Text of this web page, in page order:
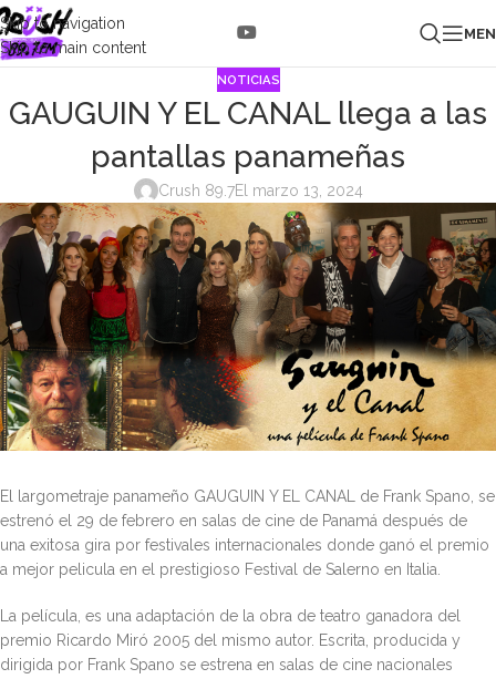
Skip to navigation
Skip to main content
NOTICIAS
GAUGUIN Y EL CANAL llega a las
pantallas panameñas
Crush 89.7El marzo 13, 2024
El largometraje panameño GAUGUIN Y EL CANAL de Frank Spano, se
estrenó el 29 de febrero en salas de cine de Panamá después de
una exitosa gira por festivales internacionales donde ganó el premio
a mejor pelicula en el prestigioso Festival de Salerno en Italia.
La película, es una adaptación de la obra de teatro ganadora del
premio Ricardo Miró 2005 del mismo autor. Escrita, producida y
dirigida por Frank Spano se estrena en salas de cine nacionales